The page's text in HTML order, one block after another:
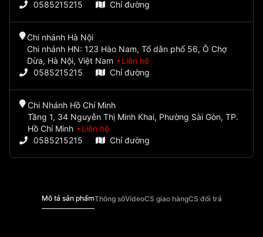
0585215215
Chỉ đường
Chi nhánh Hà Nội
Chi nhánh HN: 123 Hào Nam, Tổ dân phố 56, Ô Chợ
Dừa, Hà Nội, Việt Nam
Liên hệ
0585215215
Chỉ đường
Chi Nhánh Hồ Chí Minh
Tầng 1, 34 Nguyễn Thị Minh Khai, Phường Sài Gòn, TP.
Hồ Chí Minh
Liên hệ
0585215215
Chỉ đường
Mô tả sản phẩmThông sốVideoCS giao hàngCS đổi trả